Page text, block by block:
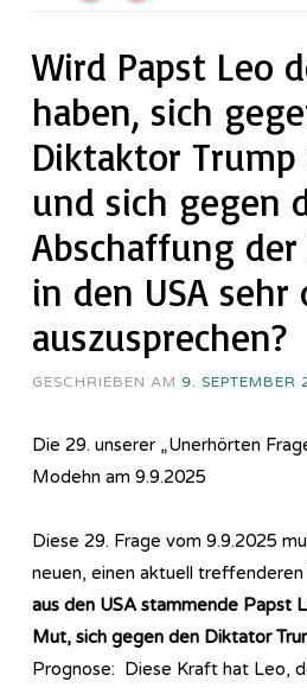
Wird Papst Leo
haben, sich
Diktaktor
und sich gegen
Abschaffung
in den USA sehr
auszusprechen?
GESCHRIEBEN AM 9. SEPTEMBER
Die 29. unserer „Unerhörten
Modehn am 9.9.2025
Diese 29. Frage vom 9.9.2025
neuen, einen aktuell treffenderen
aus den USA stammende Papst
Mut, sich gegen den Diktator
Prognose: Diese Kraft hat Leo,